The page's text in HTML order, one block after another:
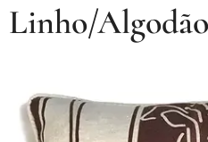
Linho/Algodão